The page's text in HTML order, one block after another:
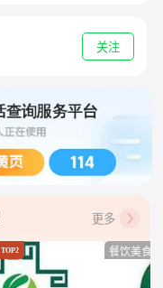
关注
更多
TOP2 餐饮美食